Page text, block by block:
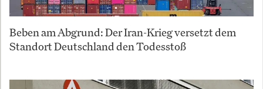
Beben am Abgrund: Der Iran-Krieg versetzt dem
Standort Deutschland den Todesstoß